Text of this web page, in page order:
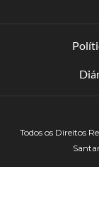
Todos os Direitos